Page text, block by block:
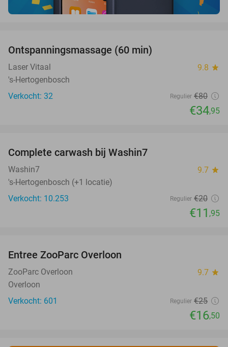
Ontspanningsmassage (60 min)
Laser Vitaal 9.8 star
's-Hertogenbosch
Verkocht: 32
Regulier €80
€34,95
Complete carwash bij Washin7
Washin7 9.7 star
's-Hertogenbosch (+1 locatie)
Verkocht: 10.253
Regulier €20
€11 ,95
TODAY
Entree ZooParc Overloon
ZooParc Overloon 9.7 star
Overloon
Verkocht: 601
Regulier €25
€16,50